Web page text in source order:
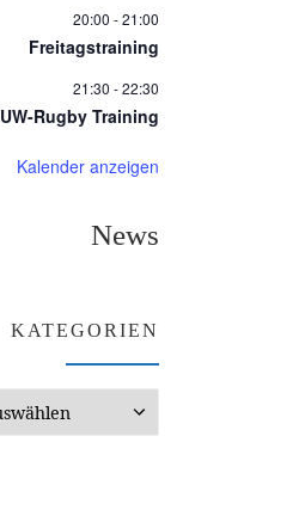
20:00 -21:00
Freitagstraining
21:30 -22:30
UW-Rugby Training
Kalender anzeigen
News
KATEGORIEN